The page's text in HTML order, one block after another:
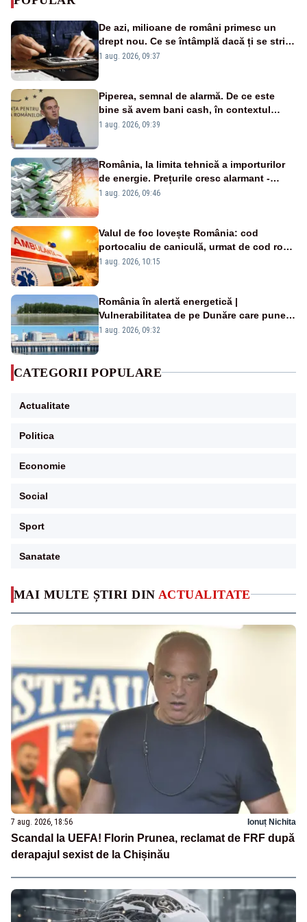
MAI MULTE ȘTIRI DIN ACTUALITATE
7 aug. 2026, 18:56 Ionuț Nichita
Scandal la UEFA! Florin Prunea, reclamat de FRF după
derapajul sexist de la Chișinău
De azi, milioane de români primesc un
drept nou. Ce se întâmplă dacă ți se strică
un produs
1 aug. 2026, 09:37
Piperea, semnal de alarmă. De ce este
bine să avem bani cash, în contextul
alertei energetice?
1 aug. 2026, 09:39
România, la limita tehnică a importurilor
de energie. Prețurile cresc alarmant -
Analiză Realitatea Plus
1 aug. 2026, 09:46
Valul de foc lovește România: cod
portocaliu de caniculă, urmat de cod roșu
duminică. Temperaturile urcă spre 40°C
1 aug. 2026, 10:15
România în alertă energetică |
Vulnerabilitatea de pe Dunăre care pune
în pericol Centrala Cernavodă era
1 aug. 2026, 09:32
CATEGORII POPULARE
Actualitate
Politica
Economie
Social
Sport
Sanatate